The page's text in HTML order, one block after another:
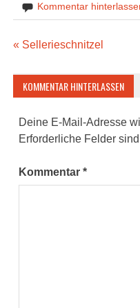
Kommentar
« Sellerieschnitzel
KOMMENTAR HINTERLASSEN
Deine E-Mail-Adresse
Erforderliche Felder
Kommentar*